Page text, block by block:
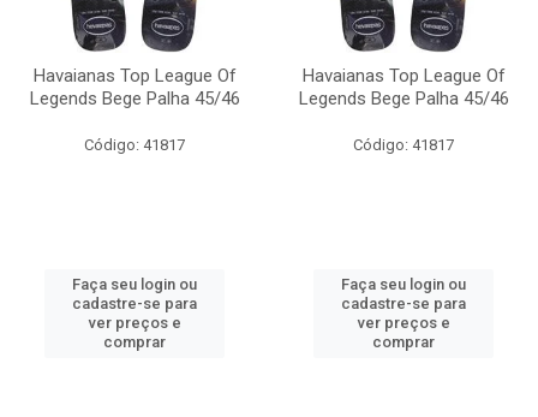
Havaianas Top League Of
Legends Bege Palha 45/46
Código: 41817
Faça seu login ou
cadastre-se para
ver preços e
comprar
Havaianas Top League Of
Legends Bege Palha 45/46
Código: 41817
Faça seu login ou
cadastre-se para
ver preços e
comprar